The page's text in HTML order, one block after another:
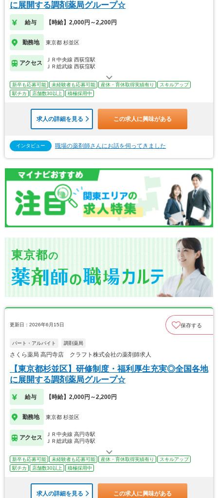
に展開する調剤薬局グループ☆
給与 【時給】2,000円～2,200円
勤務地 東京都 杉並区
アクセス
ＪＲ中央線 西荻窪駅
ＪＲ総武線 西荻窪駅
新卒も応募可能 未経験者も応募可能 産休・育休取得実績有り
スキルアップ
駅チカ
店舗数30以上 積極採用中
求人の詳細を見る この求人に興味がある
インタビュー 職場の薬剤師さんにお話を伺ってきました
東京都の
更新日：2026年6月15日 保存する
パート・アルバイト 調剤薬局
さくら薬局 高円寺店 クラフト株式会社の薬剤師求人
【東京都杉並区】研修制度・福利厚生充実◎全国各地
に展開する調剤薬局グループ☆
給与 【時給】2,000円～2,200円
勤務地 東京都 杉並区
アクセス
ＪＲ中央線 高円寺駅
ＪＲ総武線 高円寺駅
新卒も応募可能 未経験者も応募可能 産休・育休取得実績有り
スキルアップ
駅チカ
店舗数30以上 積極採用中
求人の詳細を見る この求人に興味がある